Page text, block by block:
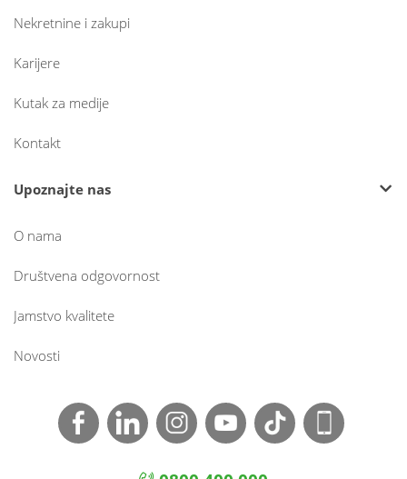
Nekretnine i zakupi
Karijere
Kutak za medije
Kontakt
Upoznajte nas
O nama
Društvena odgovornost
Jamstvo kvalitete
Novosti